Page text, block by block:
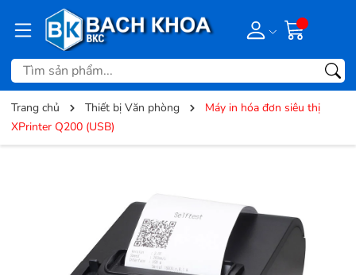
Trang chủ Thiết bị Văn phòng
Máy in hóa đơn siêu thị
XPrinter Q200 (USB)